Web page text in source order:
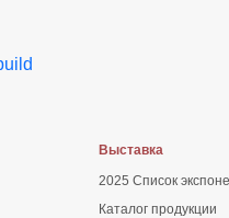
Выставка
2025 Список
Каталог продукции